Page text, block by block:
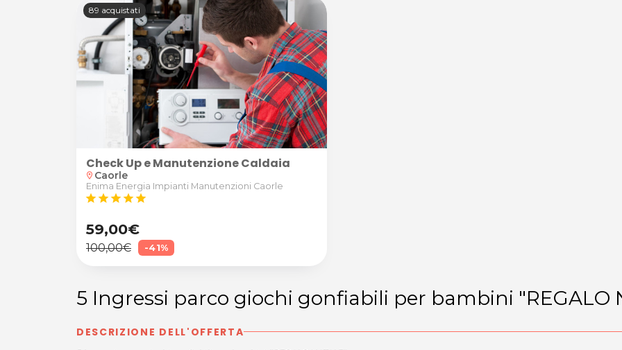
89 acquistati
Check Up e Manutenzione Caldaia
location_on Caorle
Enima Energia Impianti Manutenzioni Caorle
star star star star star
59,00€
100,00€ -41%
5 Ingressi parco giochi gonfiabili per bambini "REGALO
DESCRIZIONE DELL'OFFERTA